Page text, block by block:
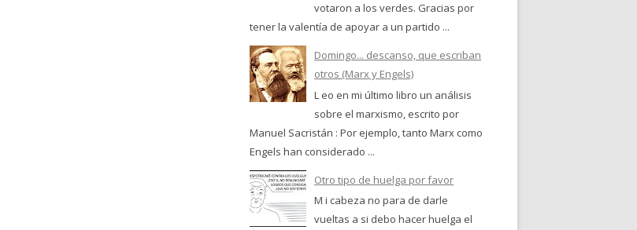
votaron a los verdes. Gracias por
tener la valentía de apoyar a un partido ...
Domingo... descanso, que escriban
otros (Marx y Engels)
L eo en mi último libro un análisis
sobre el marxismo, escrito por
Manuel Sacristán : Por ejemplo, tanto Marx como
Engels han considerado ...
Otro tipo de huelga por favor
M i cabeza no para de darle
vueltas a si debo hacer huelga el